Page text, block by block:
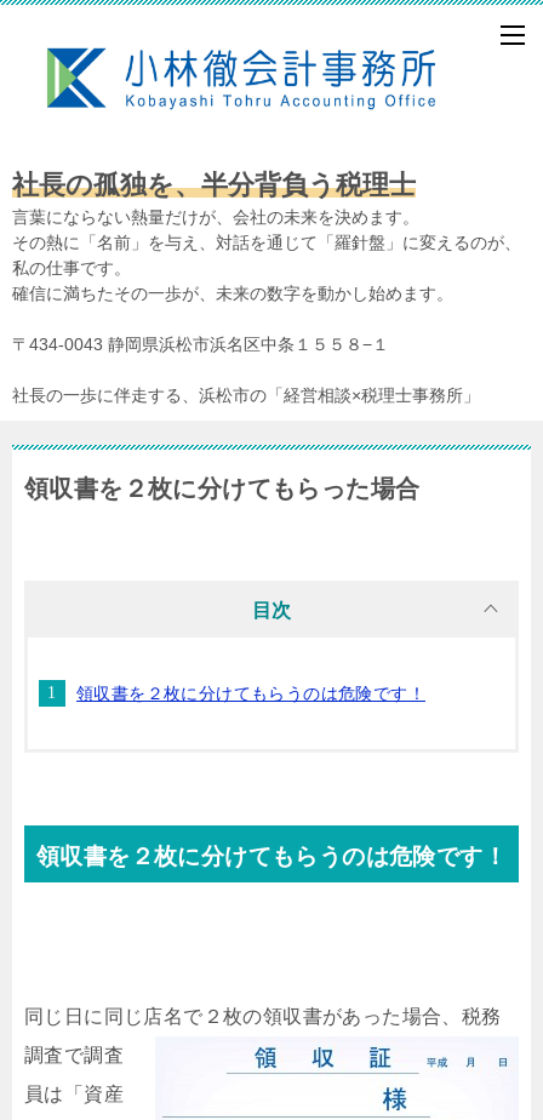
社長の孤独を、半分背負う税理士
言葉にならない熱量だけが、会社の未来を決めます。
その熱に「名前」を与え、対話を通じて「羅針盤」に変えるのが、
私の仕事です。
確信に満ちたその一歩が、未来の数字を動かし始めます。
〒434-0043 静岡県浜松市浜名区中条１５５８−１
社長の一歩に伴走する、浜松市の「経営相談×税理士事務所」
領収書を２枚に分けてもらった場合
目次
領収書を２枚に分けてもらうのは危険です！
領収書を２枚に分けてもらうのは危険です！
同じ日に同じ 店名で２枚の領収書があった場合、税務
調査で調査
員は「資産